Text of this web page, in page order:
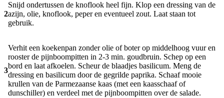
2
Snijd ondertussen de knoflook heel fijn. Klop een dressing van de
azijn, olie, knoflook, peper en eventueel zout. Laat staan tot
gebruik.
3
Verhit een koekenpan zonder olie of boter op middelhoog vuur en
rooster de pijnboompitten in 2-3 min. goudbruin. Schep op een
bord en laat afkoelen. Scheur de blaadjes basilicum. Meng de
dressing en basilicum door de gegrilde paprika. Schaaf mooie
krullen van de Parmezaanse kaas (met een kaasschaaf of
dunschiller) en verdeel met de pijnboompitten over de salade.